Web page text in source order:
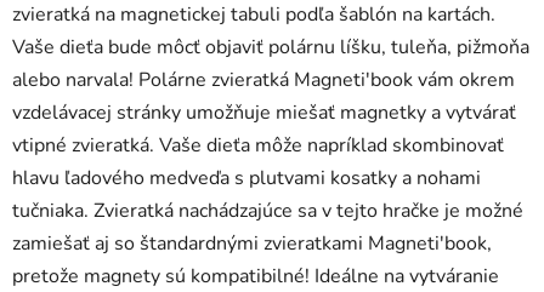
zvieratká na magnetickej tabuli podľa šablón na kartách.
Vaše dieťa bude môcť objaviť polárnu líšku, tuleňa, pižmoňa
alebo narvala! Polárne zvieratká Magneti'book vám okrem
vzdelávacej stránky umožňuje miešať magnetky a vytvárať
vtipné zvieratká. Vaše dieťa môže napríklad skombinovať
hlavu ľadového medveďa s plutvami kosatky a nohami
tučniaka. Zvieratká nachádzajúce sa v tejto hračke je možné
zamiešať aj so štandardnými zvieratkami Magneti'book,
pretože magnety sú kompatibilné! Ideálne na vytváranie